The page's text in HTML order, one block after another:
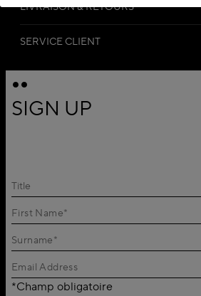
LIVRAISON & RETOURS
SERVICE CLIENT
SIGN UP
Title
*Champ obligatoire